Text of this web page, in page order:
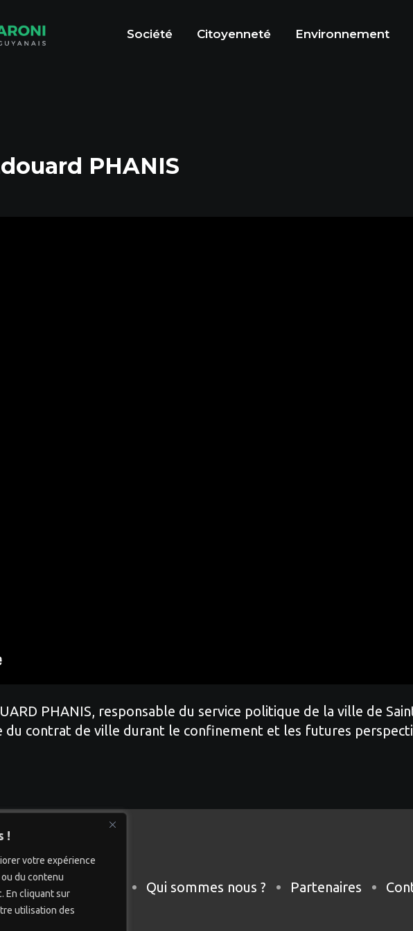
!
votre expérience
du contenu
En cliquant sur
utilisation des
Société Citoyenneté Environnement
PHANIS
PHANIS, responsable du service politique de la ville de
du contrat de ville durant le confinement et les futures
Qui sommes nous ? Partenaires